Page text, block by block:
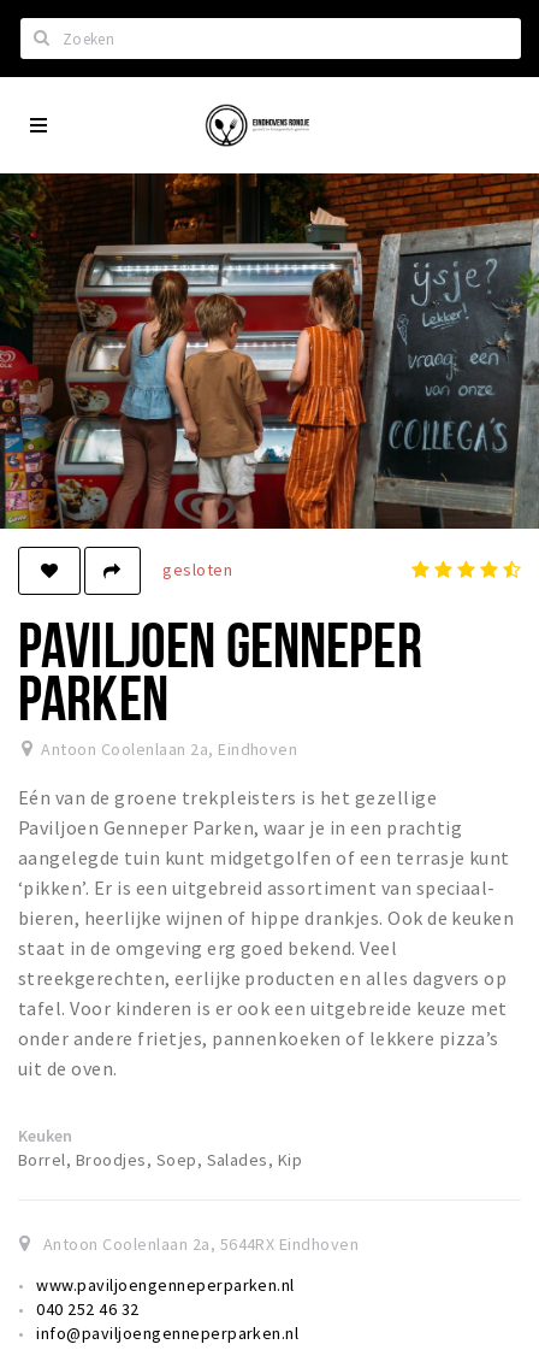
Home
Het laatste nieuws in Eindhoven
Lijstjes met Eindhoven tips
Roddels...
Restaurants en meer
Agenda
Hotels
Eindhovense Rondjes
Te koop en te huur
Winkels
Aanbiedingen
Ook reclame maken?
Over Eindhovens Rondje
Inloggen
City
gesloten
PAVILJOEN GENNEPER
PARKEN
Antoon Coolenlaan 2a, Eindhoven
Eén van de groene trekpleisters is het gezellige
Paviljoen Genneper Parken, waar je in een prachtig
aangelegde tuin kunt midgetgolfen of een terrasje kunt
‘pikken’. Er is een uitgebreid assortiment van speciaal-
bieren, heerlijke wijnen of hippe drankjes. Ook de keuken
staat in de omgeving erg goed bekend. Veel
streekgerechten, eerlijke producten en alles dagvers op
tafel. Voor kinderen is er ook een uitgebreide keuze met
onder andere frietjes, pannenkoeken of lekkere pizza’s
uit de oven.
Keuken
Borrel, Broodjes, Soep, Salades, Kip
Antoon Coolenlaan 2a, 5644RX Eindhoven
www.paviljoengenneperparken.nl
040 252 46 32
info@paviljoengenneperparken.nl